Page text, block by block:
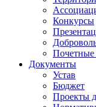
Конкурсы
Почетные
Документы
Устав
Бюджет
Проекты